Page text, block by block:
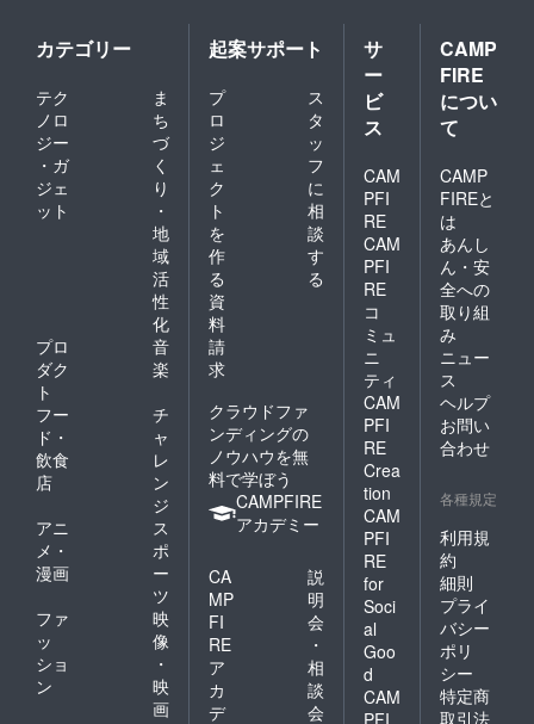
カテゴリー
テク
ノロ
ジー
・ガ
ジェ
ット
ま
ち
づ
く
り
・
地
域
活
性
化
プロ
ダク
ト
音
楽
フー
ド・
飲食
店
チ
ャ
レ
ン
ジ
アニ
メ・
漫画
ス
ポ
ー
ツ
ファ
ッ
ショ
ン
映
像
・
映
画
起案サポート
プ
ロ
ジ
ェ
ク
ト
を
作
る
ス
タ
ッ
フ
に
相
談
す
る
資
料
請
求
クラウドファ
ンディングの
ノウハウを無
料で学ぼう
CAMPFIRE
アカデミー
CA
MP
FI
RE
ア
カ
デ
説
明
会
・
相
談
会
サ
ー
ビ
ス
CAM
PFI
RE
CAM
PFI
RE
コ
ミュ
ニ
ティ
CAM
PFI
RE
Crea
tion
CAM
PFI
RE
for
Soci
al
Goo
d
CAM
CAMP
FIRE
につい
て
CAMP
FIREと
は
あんし
ん・安
全への
取り組
み
ニュー
ス
ヘルプ
お問い
合わせ
各種規定
利用規
約
細則
プライ
バシー
ポリ
シー
特定商
取引法